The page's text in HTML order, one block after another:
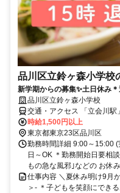
品川区立鈴ヶ森小学校
新学期からの募集✨土日休み
品川区立鈴ヶ森小学校
交通・アクセス 「立会川
町駅」徒歩19分
時給1,500円以上
東京都東京23区品川区
勤務時間詳細 9:00～15:00
日～OK ＊勤務開始日要相
もの急な風邪｣などの お休
仕事内容 ＼夏休み明け9月
＞- ＊子どもを笑顔にでき